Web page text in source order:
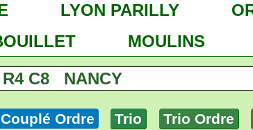
LYON PARILLY
MOULINS
R4 C8 NANCY
Couplé Ordre Trio Trio Ordre